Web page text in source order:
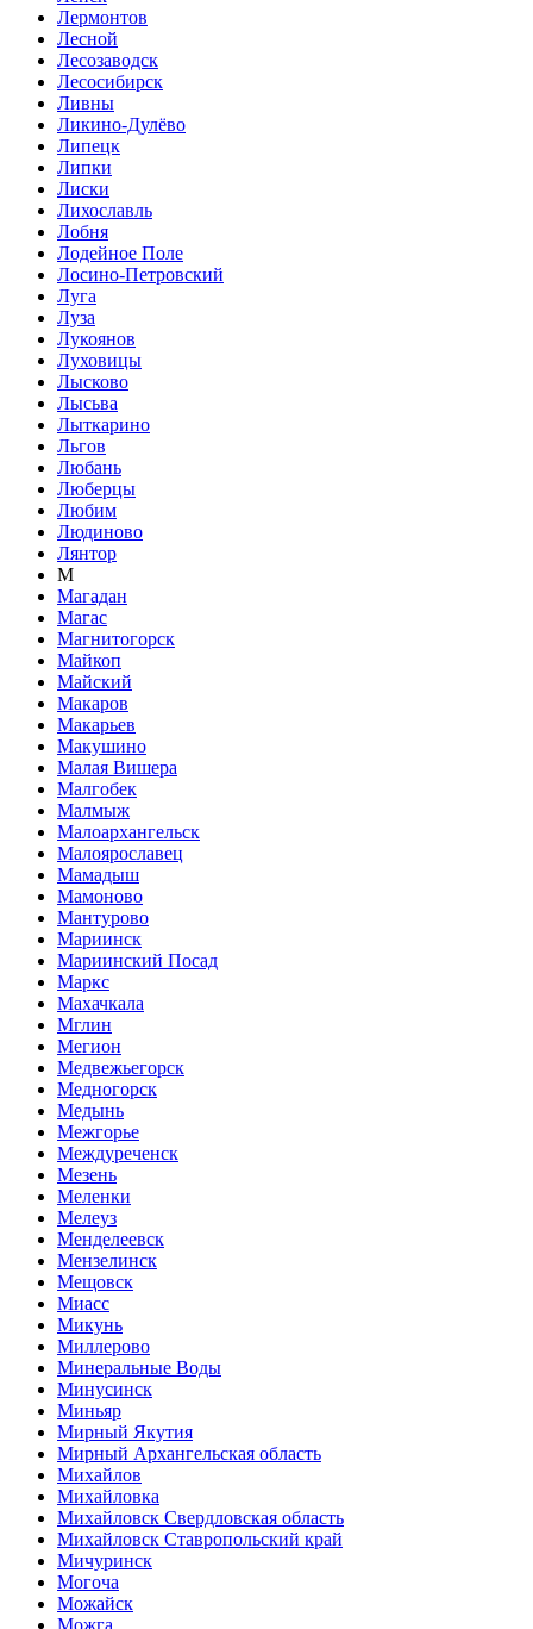
Лермонтов
Лесной
Лесозаводск
Лесосибирск
Ливны
Ликино-Дулёво
Липецк
Липки
Лиски
Лихославль
Лобня
Лодейное Поле
Лосино-Петровский
Луга
Луза
Лукоянов
Луховицы
Лысково
Лысьва
Лыткарино
Льгов
Любань
Люберцы
Любим
Людиново
Лянтор
М
Магадан
Магас
Магнитогорск
Майкоп
Майский
Макаров
Макарьев
Макушино
Малая Вишера
Малгобек
Малмыж
Малоархангельск
Малоярославец
Мамадыш
Мамоново
Мантурово
Мариинск
Мариинский Посад
Маркс
Махачкала
Мглин
Мегион
Медвежьегорск
Медногорск
Медынь
Межгорье
Междуреченск
Мезень
Меленки
Мелеуз
Менделеевск
Мензелинск
Мещовск
Миасс
Микунь
Миллерово
Минеральные Воды
Минусинск
Миньяр
Мирный Якутия
Мирный Архангельская область
Михайлов
Михайловка
Михайловск Свердловская область
Михайловск Ставропольский край
Мичуринск
Могоча
Можайск
Можга